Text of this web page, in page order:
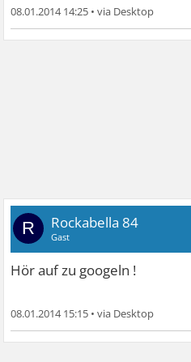
08.01.2014 14:25 •
R Rockabella 84
Gast
Hör auf zu googeln !
08.01.2014 15:15 •